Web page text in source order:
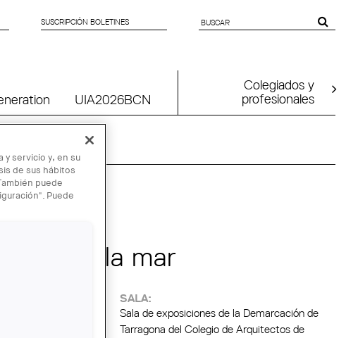
SUSCRIPCIÓN BOLETINES
FORM
UIA2026BCN
Colegiados y
profesionales
agua y la mar
SALA:
Sala de exposiciones de la Demarcación de
Tarragona del Colegio de Arquitectos de
y servicio y, en su
de sus hábitos
puede
Puede